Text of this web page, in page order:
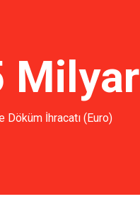
Milyar
Döküm İhracatı (Euro)